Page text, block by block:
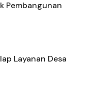
Pembangunan
Layanan Desa